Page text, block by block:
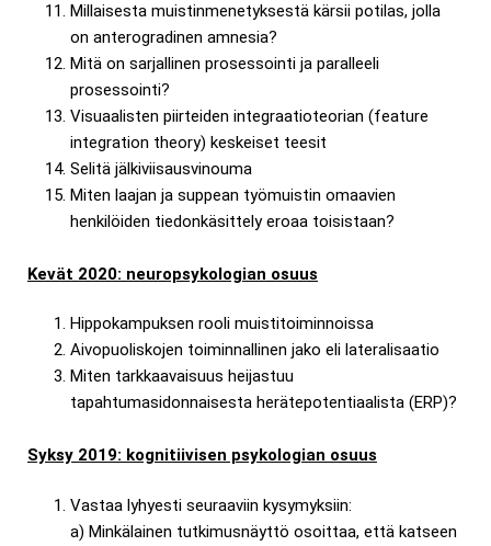
Millaisesta muistinmenetyksestä kärsii potilas, jolla
on anterogradinen amnesia?
Mitä on sarjallinen prosessointi ja paralleeli
prosessointi?
Visuaalisten piirteiden integraatioteorian (feature
integration theory) keskeiset teesit
Selitä jälkiviisausvinouma
Miten laajan ja suppean työmuistin omaavien
henkilöiden tiedonkäsittely eroaa toisistaan?
Kevät 2020: neuropsykologian osuus
Hippokampuksen rooli muistitoiminnoissa
Aivopuoliskojen toiminnallinen jako eli lateralisaatio
Miten tarkkaavaisuus heijastuu
tapahtumasidonnaisesta herätepotentiaalista (ERP)?
Syksy 2019: kognitiivisen psykologian osuus
Vastaa lyhyesti seuraaviin kysymyksiin:
a) Minkälainen tutkimusnäyttö osoittaa, että katseen